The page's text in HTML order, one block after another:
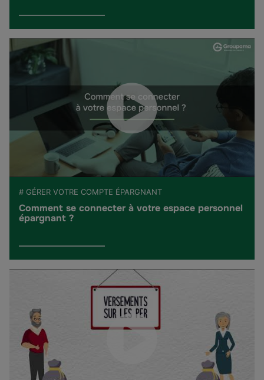
# GÉRER VOTRE COMPTE ÉPARGNANT
Comment se connecter à votre espace personnel
épargnant ?